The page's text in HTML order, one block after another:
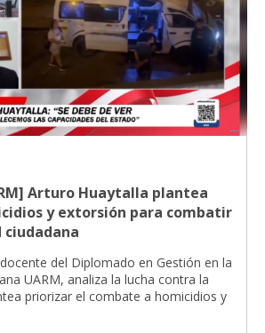
Arturo Huaytalla plantea
y extorsión para combatir
del Diplomado en Gestión en la
UARM, analiza la lucha contra la
priorizar el combate a homicidios y